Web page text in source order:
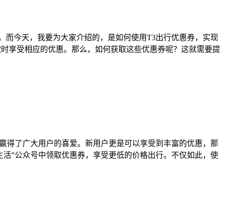
今天，我要为大家介绍的，是如何使用T3出行优惠券，实现
享受相应的优惠。那么，如何获取这些优惠券呢？这就需要提
得了广大用户的喜爱。新用户更是可以享受到丰富的优惠，那
”公众号中领取优惠券，享受更低的价格出行。不仅如此，使